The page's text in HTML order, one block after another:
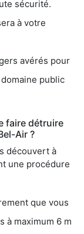
sécurité.
à votre
avérés pour
public
faire détruire
Air ?
découvert à
une procédure
que vous
à maximum 6 m